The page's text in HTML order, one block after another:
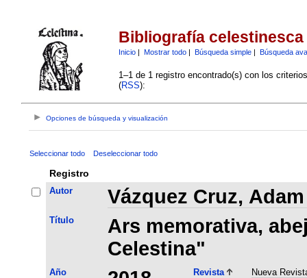
Bibliografía celestinesca
Inicio| Mostrar todo| Búsqueda simple| Búsqueda
1–1 de 1 registro encontrado(s) con los
(RSS):
Opciones de búsqueda y visualización
Seleccionar todo Deseleccionar todo
Registro
Autor Vázquez Cruz,
Título
Ars memorativa,
Celestina"
Año Revista Nueva